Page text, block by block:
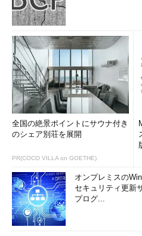
全国の絶景ポイントにサウナ付き
のシェア別荘を展開
PR(COCO VILLA on GOETHE)
オンプレミスの
セキュリティ更新
プログ...